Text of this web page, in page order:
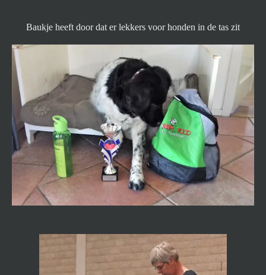
Baukje heeft door dat er lekkers voor honden in de tas zit